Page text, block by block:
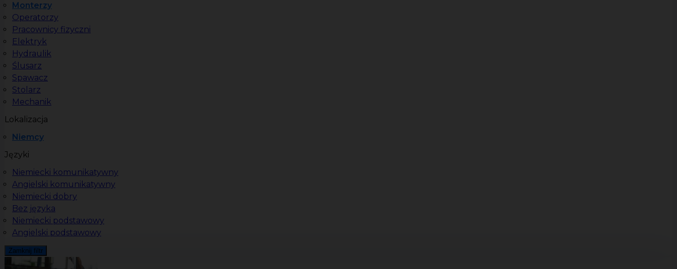
Monterzy
Operatorzy
Pracownicy fizyczni
Elektryk
Hydraulik
Ślusarz
Spawacz
Stolarz
Mechanik
Lokalizacja
Niemcy
Języki
Niemiecki komunikatywny
Angielski komunikatywny
Niemiecki dobry
Bez języka
Niemiecki podstawowy
Angielski podstawowy
Zamknij filtr